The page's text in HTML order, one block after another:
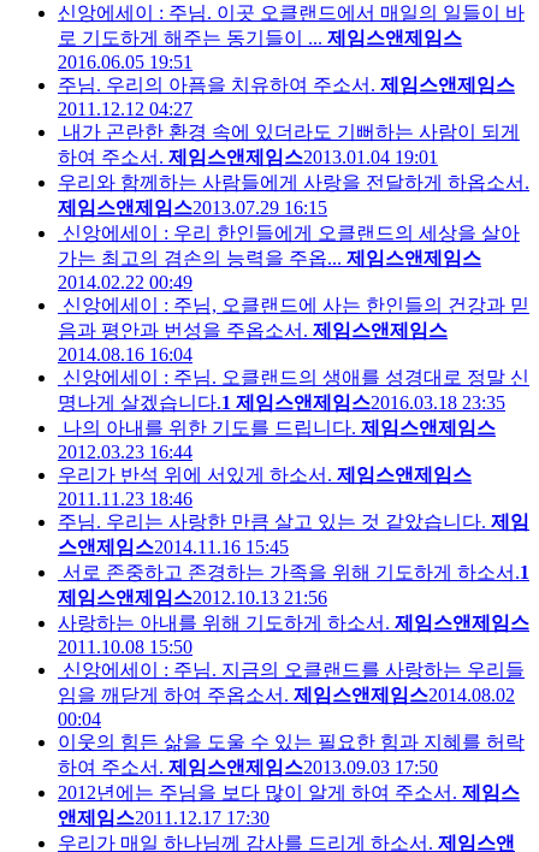
신앙에세이 : 주님. 이곳 오클랜드에서 매일의 일들이 바
로 기도하게 해주는 동기들이 ... 제임스앤제임스
2016.06.05 19:51
주님. 우리의 아픔을 치유하여 주소서. 제임스앤제임스
2011.12.12 04:27
내가 곤란한 환경 속에 있더라도 기뻐하는 사람이 되게
하여 주소서. 제임스앤제임스2013.01.04 19:01
우리와 함께하는 사람들에게 사랑을 전달하게 하옵소서.
제임스앤제임스2013.07.29 16:15
신앙에세이 : 우리 한인들에게 오클랜드의 세상을 살아
가는 최고의 겸손의 능력을 주옵... 제임스앤제임스
2014.02.22 00:49
신앙에세이 : 주님, 오클랜드에 사는 한인들의 건강과 믿
음과 평안과 번성을 주옵소서. 제임스앤제임스
2014.08.16 16:04
신앙에세이 : 주님. 오클랜드의 생애를 성경대로 정말 신
명나게 살겠습니다.1 제임스앤제임스2016.03.18 23:35
나의 아내를 위한 기도를 드립니다. 제임스앤제임스
2012.03.23 16:44
우리가 반석 위에 서있게 하소서. 제임스앤제임스
2011.11.23 18:46
주님. 우리는 사랑한 만큼 살고 있는 것 같았습니다. 제임
스앤제임스2014.11.16 15:45
서로 존중하고 존경하는 가족을 위해 기도하게 하소서.1
제임스앤제임스2012.10.13 21:56
사랑하는 아내를 위해 기도하게 하소서. 제임스앤제임스
2011.10.08 15:50
신앙에세이 : 주님. 지금의 오클랜드를 사랑하는 우리들
임을 깨닫게 하여 주옵소서. 제임스앤제임스2014.08.02
00:04
이웃의 힘든 삶을 도울 수 있는 필요한 힘과 지혜를 허락
하여 주소서. 제임스앤제임스2013.09.03 17:50
2012년에는 주님을 보다 많이 알게 하여 주소서. 제임스
앤제임스2011.12.17 17:30
우리가 매일 하나님께 감사를 드리게 하소서. 제임스앤